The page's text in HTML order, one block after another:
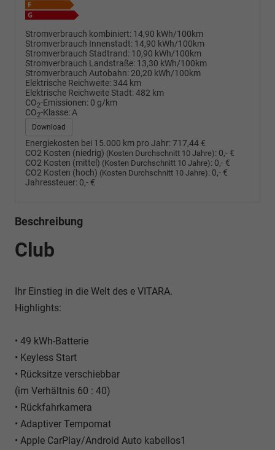
Stromverbrauch kombiniert: 14,90 kWh/100km
Stromverbrauch Innenstadt: 14,90 kWh/100km
Stromverbrauch Stadtrand: 10,90 kWh/100km
Stromverbrauch Landstraße: 13,30 kWh/100km
Stromverbrauch Autobahn: 20,20 kWh/100km
Elektrische Reichweite: 344 km
Elektrische Reichweite Stadt:482 km
CO2-Emissionen: 0 g/km
CO2-Klasse:A
Download
Energiekosten bei 15.000 km pro Jahr:717,44 €
CO2 Kosten (niedrig) (Kosten Durchschnitt 10 Jahre): 0,- €
CO2 Kosten (mittel) (Kosten Durchschnitt 10 Jahre): 0,- €
CO2 Kosten (hoch) (Kosten Durchschnitt 10 Jahre): 0,- €
Jahressteuer: 0,- €
Beschreibung
Club
Ihr Einstieg in die Welt des e VITARA.
Highlights:
• 49 kWh-Batterie
• Keyless Start
• Rücksitze verschiebbar
(im Verhältnis 60 : 40)
• Rückfahrkamera
• Adaptiver Tempomat
• Apple CarPlay/Android Auto kabellos1